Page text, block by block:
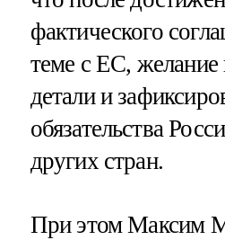
фактического
теме с ЕС, желание
детали и
обязательства
других стран.
При этом Максим